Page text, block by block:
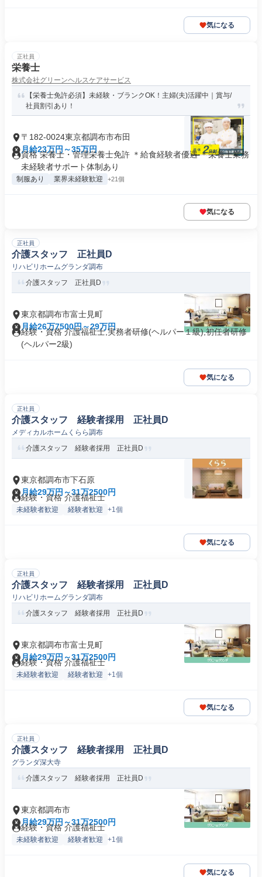
気になる
正社員
栄養士
株式会社グリーンヘルスケアサービス
【栄養士免許必須】未経験・ブランクOK！主婦(夫)活躍中｜賞与/
社員割引あり！
〒182-0024東京都調布市布田
月給23万円～35万円
資格 栄養士・管理栄養士免許 ＊給食経験者優遇 ＊栄養士業務
未経験者サポート体制あり
制服あり 業界未経験歓迎 +21個
気になる
正社員
介護スタッフ 正社員D
リハビリホームグランダ調布
介護スタッフ 正社員D
東京都調布市富士見町
月給26万7500円～29万円
経験・資格 介護福祉士,実務者研修(ヘルパー１級),初任者研修
(ヘルパー2級)
気になる
正社員
介護スタッフ 経験者採用 正社員D
メディカルホームくらら調布
介護スタッフ 経験者採用 正社員D
東京都調布市下石原
月給29万円～31万2500円
経験・資格 介護福祉士
未経験者歓迎 経験者歓迎 +1個
気になる
正社員
介護スタッフ 経験者採用 正社員D
リハビリホームグランダ調布
介護スタッフ 経験者採用 正社員D
東京都調布市富士見町
月給29万円～31万2500円
経験・資格 介護福祉士
未経験者歓迎 経験者歓迎 +1個
気になる
正社員
介護スタッフ 経験者採用 正社員D
グランダ深大寺
介護スタッフ 経験者採用 正社員D
東京都調布市
月給29万円～31万2500円
経験・資格 介護福祉士
未経験者歓迎 経験者歓迎 +1個
気になる